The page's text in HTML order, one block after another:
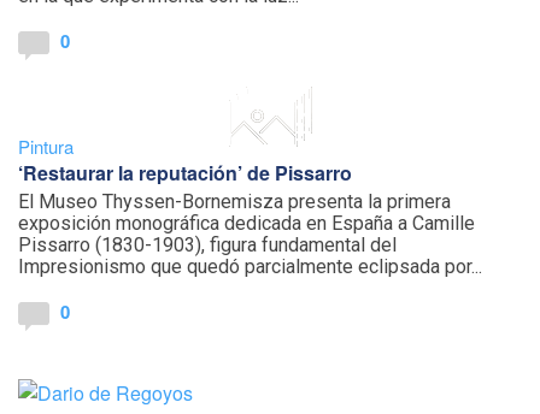
0
Pintura
‘Restaurar la reputación’ de Pissarro
El Museo Thyssen-Bornemisza presenta la primera
exposición monográfica dedicada en España a Camille
Pissarro (1830-1903), figura fundamental del
Impresionismo que quedó parcialmente eclipsada por...
0